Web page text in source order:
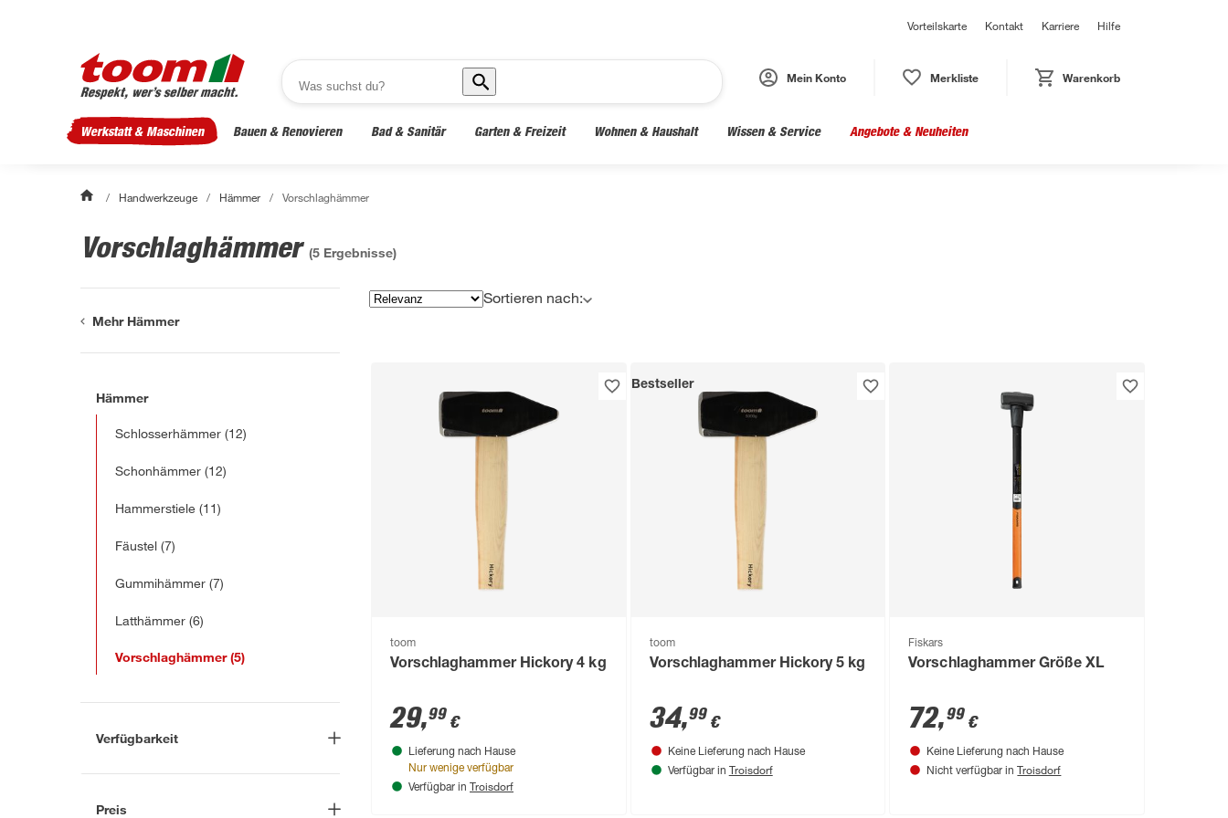
Vorteilskarte Kontakt Karriere Hilfe
Mein Konto Merkliste Warenkorb
Werkstatt & Maschinen Bauen & Renovieren Bad & Sanitär Garten & Freizeit Wohnen & Haushalt Wissen & Service Angebote & Neuheiten
/ Handwerkzeuge / Hämmer / Vorschlaghämmer
Vorschlaghämmer (5 Ergebnisse)
Mehr Hämmer
Hämmer
Schlosserhämmer (12)
Schonhämmer (12)
Hammerstiele (11)
Fäustel (7)
Gummihämmer (7)
Latthämmer (6)
Vorschlaghämmer(5)
Verfügbarkeit
Lieferung nach Hause (1)
Preis
Sortieren nach:
toom
Vorschlaghammer Hickory 4 kg
29,99 €
Lieferung nach Hause
Nur wenige verfügbar
Verfügbar in Troisdorf
Bestseller
toom
Vorschlaghammer Hickory 5 kg
34,99€
Keine Lieferung nach Hause
Verfügbar in Troisdorf
Fiskars
Vorschlaghammer Größe XL
72,99 €
Keine Lieferung nach Hause
Nicht verfügbar in Troisdorf